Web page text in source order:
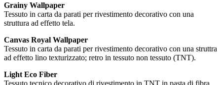
Grainy Wallpaper
Tessuto in carta da parati per rivestimento decorativo con una
struttura ad effetto tela.
Canvas Royal Wallpaper
Tessuto in carta da parati per rivestimento decorativo con una struttra
ad effetto lino texturizzato; retro in tessuto non tessuto (TNT).
Light Eco Fiber
Tessuto tecnico decorativo di rivestimento in TNT in pasta di fibra